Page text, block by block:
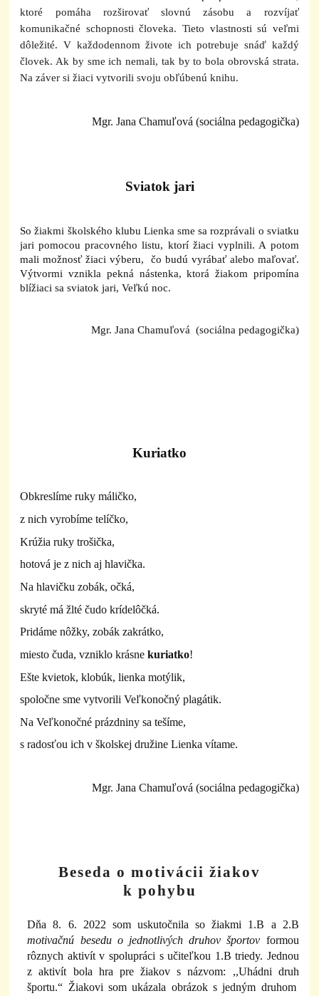
ktoré pomáha rozširovať slovnú zásobu a rozvíjať
komunikačné schopnosti človeka. Tieto vlastnosti sú veľmi
dôležité. V každodennom živote ich potrebuje snáď každý
človek. Ak by sme ich nemali, tak by to bola obrovská strata.
Na záver si žiaci vytvorili svoju obľúbenú knihu.
Mgr. Jana Chamuľová (sociálna pedagogička)
Sviatok jari
So žiakmi školského klubu Lienka sme sa rozprávali o sviatku
jari pomocou pracovného listu, ktorí žiaci vyplnili. A potom
mali možnosť žiaci výberu, čo budú vyrábať alebo maľovať.
Výtvormi vznikla pekná nástenka, ktorá žiakom pripomína
blížiaci sa sviatok jari, Veľkú noc.
Mgr. Jana Chamuľová (sociálna pedagogička)
Kuriatko
Obkreslíme ruky máličko,
z nich vyrobíme telíčko,
Krúžia ruky trošička,
hotová je z nich aj hlavička.
Na hlavičku zobák, očká,
skryté má žlté čudo krídelôčká.
Pridáme nôžky, zobák zakrátko,
miesto čuda, vzniklo krásnekuriatko!
Ešte kvietok, klobúk, lienka motýlik,
spoločne sme vytvorili Veľkonočný plagátik.
Na Veľkonočné prázdniny sa tešíme,
s radosťou ich v školskej družine Lienka vítame.
Mgr. Jana Chamuľová (sociálna pedagogička)
Beseda o motivácii žiakov
k pohybu
Dňa 8. 6. 2022 som uskutočnila so žiakmi 1.B a 2.B
motivačnú besedu o jednotlivých druhov športov formou
rôznych aktivít v spolupráci s učiteľkou 1.B triedy. Jednou
z aktivít bola hra pre žiakov s názvom: ,,Uhádni druh
športu.“ Žiakovi som ukázala obrázok s jedným druhom